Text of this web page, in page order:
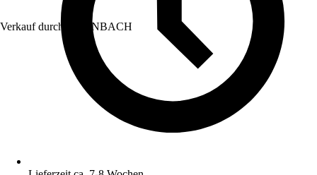
Verkauf durch: HORNBACH